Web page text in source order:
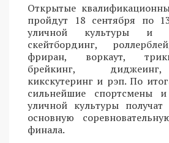
Открытые
пройдут 18 сентября по
уличной культуры и
скейтбординг,
фриран, воркаут,
брейкинг,
кикскутеринг и рэп. По
сильнейшие спортсмены и
уличной культуры
основную
финала.